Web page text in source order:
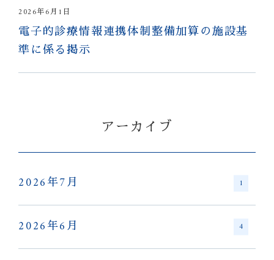
2026年6月1日
電子的診療情報連携体制整備加算の施設基
準に係る掲示
アーカイブ
2026年7月 1
2026年6月 4